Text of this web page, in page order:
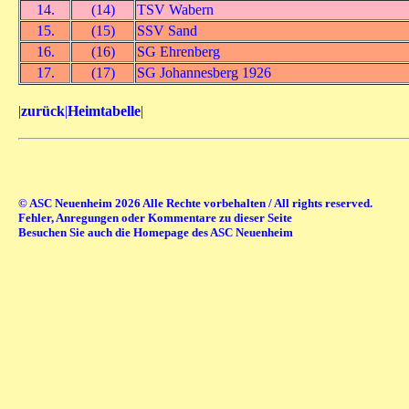
14.
(14) TSV Wabern
15.
(15) SSV Sand
16.
(16) SG Ehrenberg
17.
(17) SG Johannesberg 1926
|zurück|Heimtabelle|
© ASC Neuenheim 2026 Alle Rechte vorbehalten / All rights reserved.
Fehler, Anregungen oder Kommentare zu dieser Seite
Besuchen Sie auch die Homepage des ASC Neuenheim